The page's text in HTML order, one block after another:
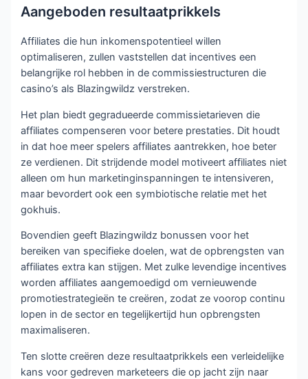
Aangeboden resultaatprikkels
Affiliates die hun inkomenspotentieel willen
optimaliseren, zullen vaststellen dat incentives een
belangrijke rol hebben in de commissiestructuren die
casino’s als Blazingwildz verstreken.
Het plan biedt gegradueerde commissietarieven die
affiliates compenseren voor betere prestaties. Dit houdt
in dat hoe meer spelers affiliates aantrekken, hoe beter
ze verdienen. Dit strijdende model motiveert affiliates niet
alleen om hun marketinginspanningen te intensiveren,
maar bevordert ook een symbiotische relatie met het
gokhuis.
Bovendien geeft Blazingwildz bonussen voor het
bereiken van specifieke doelen, wat de opbrengsten van
affiliates extra kan stijgen. Met zulke levendige incentives
worden affiliates aangemoedigd om vernieuwende
promotiestrategieën te creëren, zodat ze voorop continu
lopen in de sector en tegelijkertijd hun opbrengsten
maximaliseren.
Ten slotte creëren deze resultaatprikkels een verleidelijke
kans voor gedreven marketeers die op jacht zijn naar